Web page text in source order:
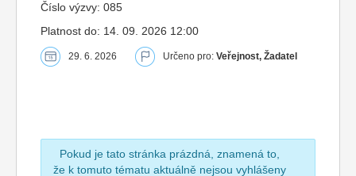
Číslo výzvy: 085
Platnost do: 14. 09. 2026 12:00
29. 6. 2026 Určeno pro: Veřejnost, Žadatel
Pokud je tato stránka prázdná, znamená to,
že k tomuto tématu aktuálně nejsou vyhlášeny